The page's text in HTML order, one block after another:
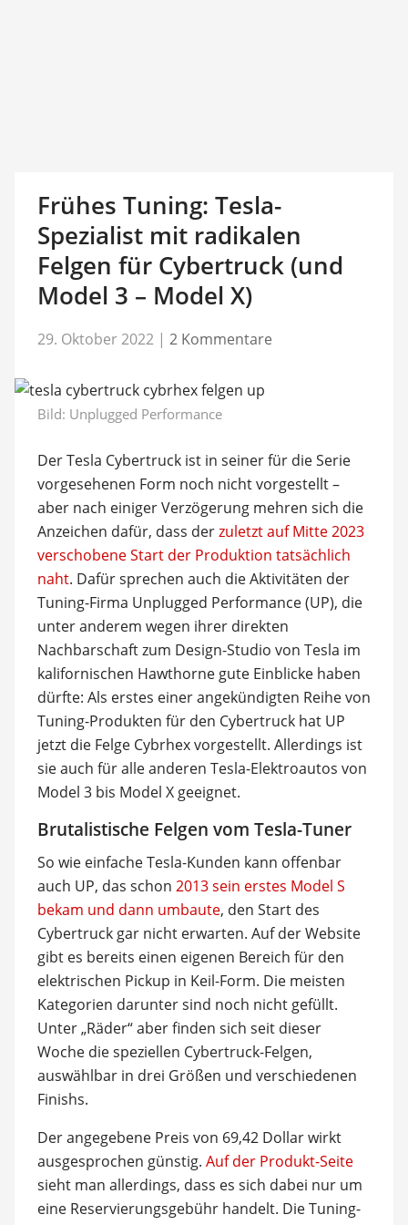
Frühes Tuning: Tesla-
Spezialist mit radikalen
Felgen für Cybertruck (und
Model 3 – Model X)
29. Oktober 2022 | 2 Kommentare
Bild: Unplugged Performance
Der Tesla Cybertruck ist in seiner für die Serie
vorgesehenen Form noch nicht vorgestellt –
aber nach einiger Verzögerung mehren sich die
Anzeichen dafür, dass derzuletzt auf Mitte 2023
verschobene Start der Produktion tatsächlich
naht. Dafür sprechen auch die Aktivitäten der
Tuning-Firma Unplugged Performance (UP), die
unter anderem wegen ihrer direkten
Nachbarschaft zum Design-Studio von Tesla im
kalifornischen Hawthorne gute Einblicke haben
dürfte: Als erstes einer angekündigten Reihe von
Tuning-Produkten für den Cybertruck hat UP
jetzt die Felge Cybrhex vorgestellt. Allerdings ist
sie auch für alle anderen Tesla-Elektroautos von
Model 3 bis Model X geeignet.
Brutalistische Felgen vom Tesla-Tuner
So wie einfache Tesla-Kunden kann offenbar
auch UP, das schon 2013 sein erstes Model S
bekam und dann umbaute, den Start des
Cybertruck gar nicht erwarten. Auf der Website
gibt es bereits einen eigenen Bereich für den
elektrischen Pickup in Keil-Form. Die meisten
Kategorien darunter sind noch nicht gefüllt.
Unter „Räder“ aber finden sich seit dieser
Woche die speziellen Cybertruck-Felgen,
auswählbar in drei Größen und verschiedenen
Finishs.
Der angegebene Preis von 69,42 Dollar wirkt
ausgesprochen günstig. Auf der Produkt-Seite
sieht man allerdings, dass es sich dabei nur um
eine Reservierungsgebühr handelt. Die Tuning-